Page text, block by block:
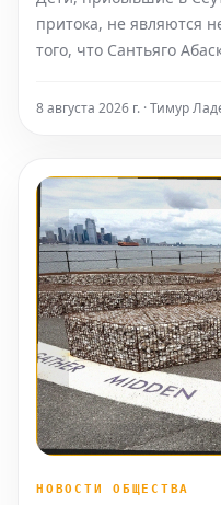
притока, не являются
того, что Сантьяго
партией (PP)
8 августа 2026 г. · Тимур
НОВОСТИ ОБЩЕСТВА